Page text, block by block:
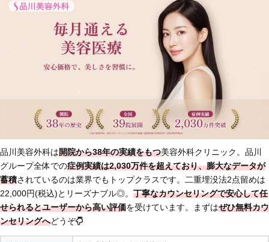
品川美容外科は開院から38年の実績をもつ美容外科クリニック。品川
グループ全体での症例実績は2,030万件を超えており、膨大なデータが
蓄積されているのは業界でもトップクラスです。二重埋没法2点留めは
22,000円(税込)とリーズナブル◎。 丁寧なカウンセリングで安心して任
せられるとユーザーから高い評価を受けています。まずはぜひ無料カウ
ンセリングへどうぞ